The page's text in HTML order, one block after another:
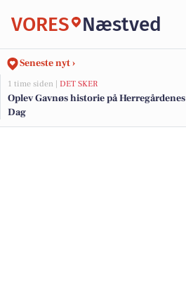
VORES Næstved
Seneste nyt ›
1 time siden | DET SKER
Oplev Gavnøs historie på Herregårdenes
Dag